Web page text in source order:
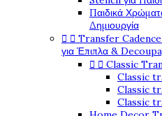
Παιδικά
Δημιουργία
  Transfer Cadence
για Έπιπλα &
  Classic
Classic
Classic
Classic